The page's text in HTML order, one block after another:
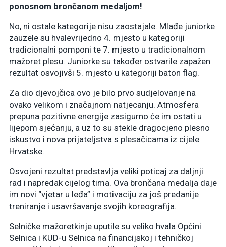
ponosnom brončanom medaljom!
No, ni ostale kategorije nisu zaostajale. Mlađe juniorke
zauzele su hvalevrijedno 4. mjesto u kategoriji
tradicionalni pomponi te 7. mjesto u tradicionalnom
mažoret plesu. Juniorke su također ostvarile zapažen
rezultat osvojivši 5. mjesto u kategoriji baton flag.
Za dio djevojčica ovo je bilo prvo sudjelovanje na
ovako velikom i značajnom natjecanju. Atmosfera
prepuna pozitivne energije zasigurno će im ostati u
lijepom sjećanju, a uz to su stekle dragocjeno plesno
iskustvo i nova prijateljstva s plesačicama iz cijele
Hrvatske.
Osvojeni rezultat predstavlja veliki poticaj za daljnji
rad i napredak cijelog tima. Ova brončana medalja daje
im novi “vjetar u leđa” i motivaciju za još predanije
treniranje i usavršavanje svojih koreografija.
Selničke mažoretkinje uputile su veliko hvala Općini
Selnica i KUD-u Selnica na financijskoj i tehničkoj